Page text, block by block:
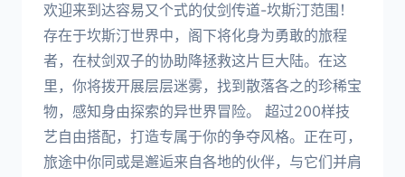
欢迎来到达容易又个式的仗剑传道-坎斯汀范围！
存在于坎斯汀世界中，阁下将化身为勇敢的旅程
者，在杖剑双子的协助降拯救这片巨大陆。在这
里，你将拨开展层层迷雾，找到散落各之的珍稀宝
物，感知身由探索的异世界冒险。 超过200样技
艺自由搭配，打造专属于你的争夺风格。正在可，
旅途中你同或是邂逅来自各地的伙伴，与它们并肩